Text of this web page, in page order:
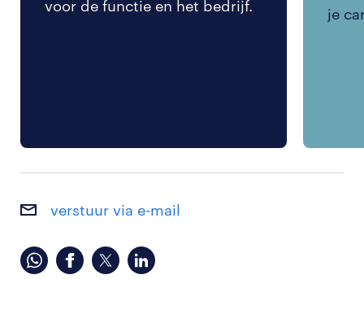
voor de functie en het bedrijf.
je
verstuur via e-mail